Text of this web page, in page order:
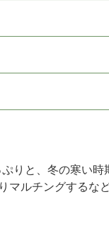
りと、冬の寒い時
マルチングするな